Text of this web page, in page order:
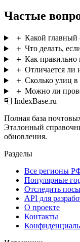
Частые
＋ Какой главный
＋ Что делать,
＋ Как правильно
＋ Отличается ли
＋ Сколько улиц в
＋ Можно ли
📮 IndexBase.ru
Полная база
Эталонный
обновления.
Разделы
Все регионы
Популярные
Отследить
API для
О проекте
Контакты